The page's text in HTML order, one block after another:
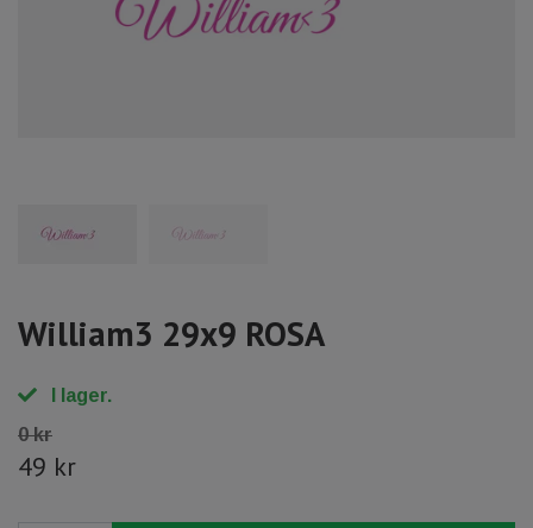
William3 29x9 ROSA
I lager.
0 kr
49 kr